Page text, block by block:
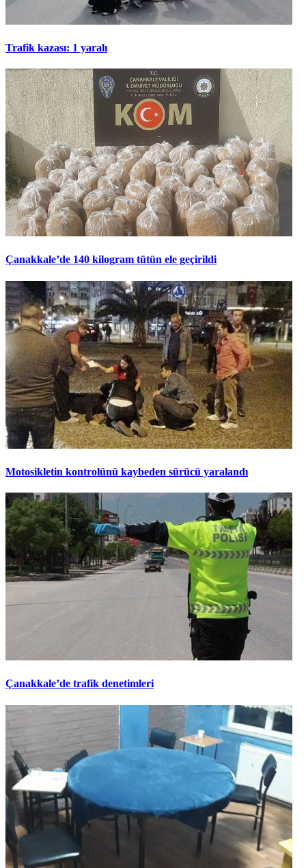
Trafik kazası: 1 yaralı
Çanakkale’de 140 kilogram tütün ele geçirildi
Motosikletin kontrolünü kaybeden sürücü yaralandı
Çanakkale’de trafik denetimleri